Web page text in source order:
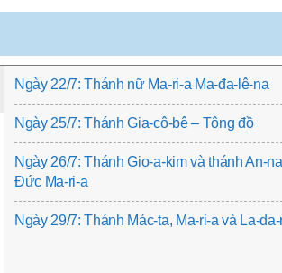
Ngày 22/7: Thánh nữ Ma-ri-a Ma-đa-lê-na
Ngày 25/7: Thánh Gia-cô-bê – Tông đồ
Ngày 26/7: Thánh Gio-a-kim và thánh An-
Đức Ma-ri-a
Ngày 29/7: Thánh Mác-ta, Ma-ri-a và La-